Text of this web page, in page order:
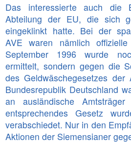
Das interessierte auch die
Abteilung der EU, die sich
eingeklinkt hatte. Bei der
AVE waren nämlich
September 1996 wurde
ermittelt, sondern gegen die
des Geldwäschegesetzes
Bundesrepublik Deutschland
an ausländische
entsprechendes Gesetz
verabschiedet. Nur in den
Aktionen der Siemensianer